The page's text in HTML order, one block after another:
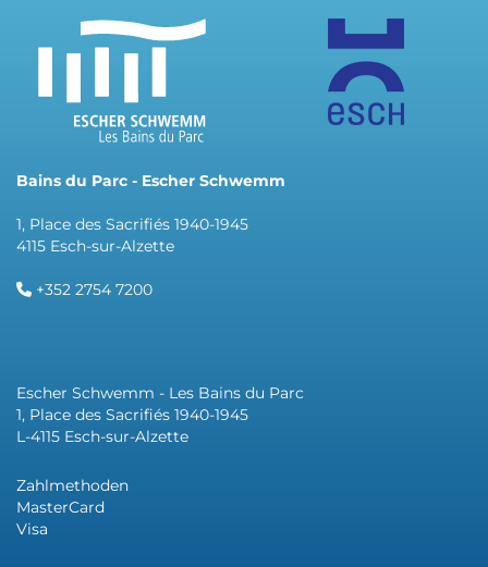
Bains du Parc - Escher Schwemm
1, Place des Sacrifiés 1940-1945
4115 Esch-sur-Alzette
+352 2754 7200
Escher Schwemm - Les Bains du Parc
1, Place des Sacrifiés 1940-1945
L-4115 Esch-sur-Alzette
Zahlmethoden
MasterCard
Visa